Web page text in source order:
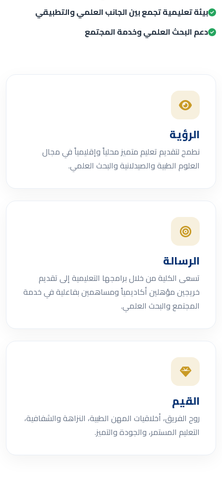
بيئة تعليمية تجمع بين الجانب العلمي والتطبيقي
دعم البحث العلمي وخدمة المجتمع
الرؤية
نطمح لتقديم تعليم متميز محلياً وإقليمياً في مجال
العلوم الطبية والصيدلانية والبحث العلمي.
الرسالة
تسعى الكلية من خلال برامجها التعليمية إلى تقديم
خريجين مؤهلين أكاديمياً ومساهمين بفاعلية في خدمة
المجتمع والبحث العلمي.
القيم
روح الفريق، أخلاقيات المهن الطبية، النزاهة والشفافية،
التعليم المستمر، والجودة والتميز.